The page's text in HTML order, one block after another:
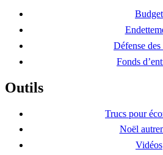
Budget
Défense
Fonds
Outils
Trucs pour
Noël
Vidéos